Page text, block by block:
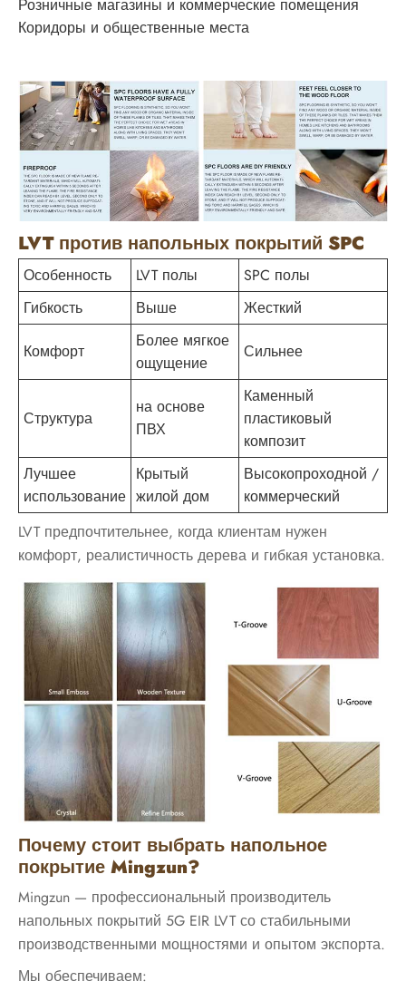
Розничные магазины и коммерческие помещения
Коридоры и общественные места
LVT против напольных покрытий SPC
Особенность LVT полы
SPC полы
Гибкость
Выше Жесткий
Комфорт
Более мягкое
ощущение
Сильнее
Структура
на основе
ПВХ
Каменный
пластиковый
композит
Лучшее
использование
Крытый
жилой дом
Высокопроходной /
коммерческий
LVT предпочтительнее, когда клиентам нужен
комфорт, реалистичность дерева и гибкая установка.
Почему стоит выбрать напольное
покрытие Mingzun?
Mingzun — профессиональный производитель
напольных покрытий 5G EIR LVT со стабильными
производственными мощностями и опытом экспорта.
Мы обеспечиваем: